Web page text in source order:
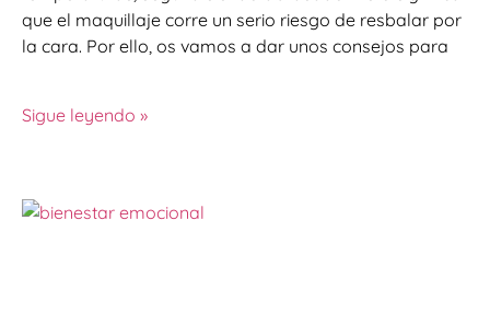
que el maquillaje corre un serio riesgo de resbalar por
la cara. Por ello, os vamos a dar unos consejos para
Sigue leyendo »